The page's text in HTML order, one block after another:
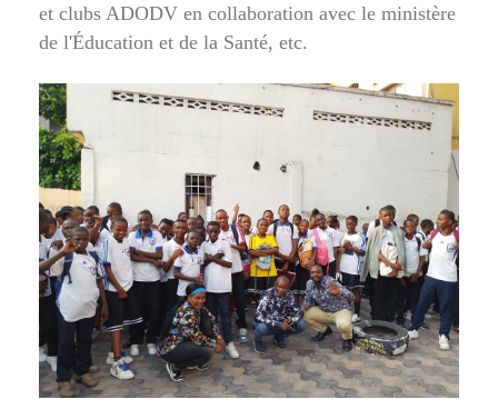
et clubs ADODV en collaboration avec le ministère
de l'Éducation et de la Santé, etc.